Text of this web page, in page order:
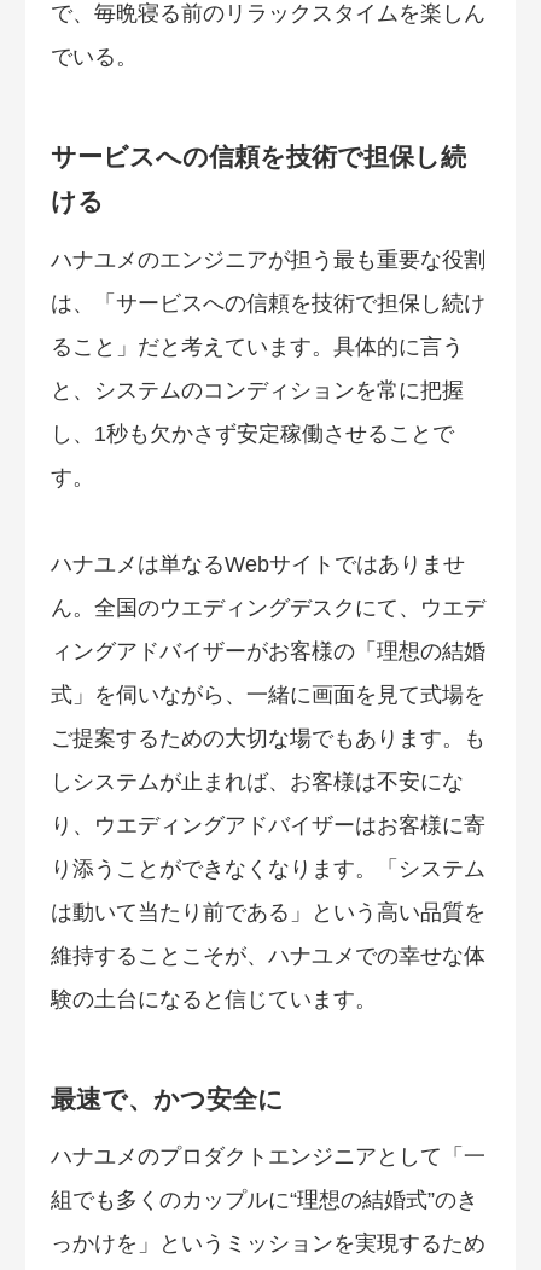
で、毎晩寝る前のリラックスタイムを楽しん
でいる。
サービスへの信頼を技術で担保し続
ける
ハナユメのエンジニアが担う最も重要な役割
は、「サービスへの信頼を技術で担保し続け
ること」だと考えています。具体的に言う
と、システムのコンディションを常に把握
し、1秒も欠かさず安定稼働させることで
す。
ハナユメは単なるWebサイトではありませ
ん。全国のウエディングデスクにて、ウエデ
ィングアドバイザーがお客様の「理想の結婚
式」を伺いながら、一緒に画面を見て式場を
ご提案するための大切な場でもあります。も
しシステムが止まれば、お客様は不安にな
り、ウエディングアドバイザーはお客様に寄
り添うことができなくなります。「システム
は動いて当たり前である」という高い品質を
維持することこそが、ハナユメでの幸せな体
験の土台になると信じています。
最速で、かつ安全に
ハナユメのプロダクトエンジニアとして「一
組でも多くのカップルに“理想の結婚式”のき
っかけを」というミッションを実現するため